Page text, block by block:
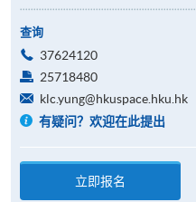
查询
37624120
25718480
klc.yung@hkuspace.hku.hk
有疑问？欢迎在此提出
立即报名